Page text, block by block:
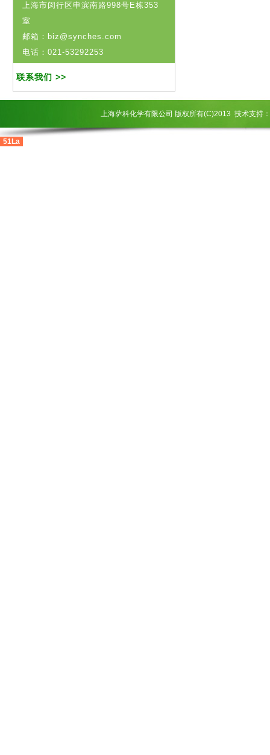
上海市闵行区申滨南路998号E栋353
室
邮箱：biz@synches.com
电话：021-53292253
联系我们 >>
上海萨科化学有限公司 版权所有(C)2013 技术支持：
51La